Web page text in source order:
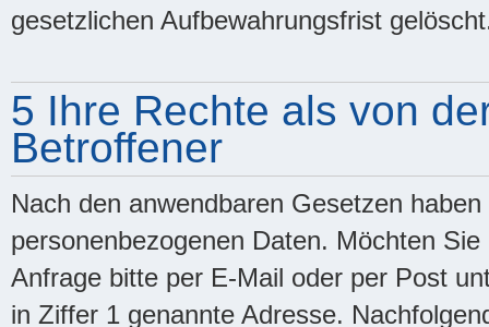
gesetzlichen Aufbewahrungsfrist
5 Ihre Rechte als von
Betroffener
Nach den anwendbaren Gesetzen
personenbezogenen Daten. Möchten
Anfrage bitte per E-Mail oder per Post
in Ziffer 1 genannte Adresse.